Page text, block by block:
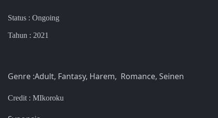
Status : Ongoing
Tahun : 2021
Genre :Adult, Fantasy, Harem, Romance, Seinen
Credit : MIkoroku